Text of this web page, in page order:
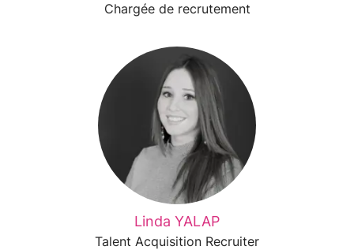
Chargée de recrutement
Linda YALAP
Talent Acquisition Recruiter